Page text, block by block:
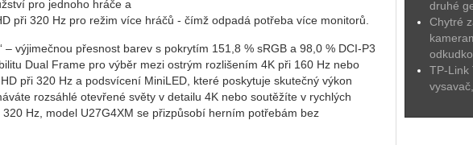
druhé
Chytré
TP-Link
pro jednoho hráče a
při 320 Hz pro režim více hráčů - čímž odpadá potřeba více monitorů.
– výjimečnou přesnost barev s pokrytím 151,8 % sRGB a 98,0 % DCI-P3
Dual Frame pro výběr mezi ostrým rozlišením 4K při 160 Hz nebo
při 320 Hz a podsvícení MiniLED, které poskytuje skutečný výkon
rozsáhlé otevřené světy v detailu 4K nebo soutěžíte v rychlých
Hz, model U27G4XM se přizpůsobí herním potřebám bez